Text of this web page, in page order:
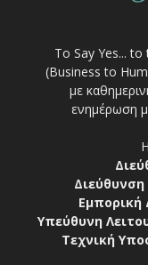
Το Say Yes...
(Business to
με
ενημέρωση
Εμπορική
Υπεύθυνη
Τεχνική